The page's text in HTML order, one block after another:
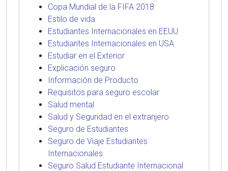
Copa Mundial de la FIFA 2018
Estilo de vida
Estudiantes Internacionales en EEUU
Estudiantes Internacionales en USA
Estudiar en el Exterior
Explicación seguro
Información de Producto
Requisitos para seguro escolar
Salud mental
Salud y Seguridad en el extranjero
Seguro de Estudiantes
Seguro de Viaje Estudiantes
Internacionales
Seguro Salud Estudiante Internacional